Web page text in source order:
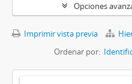
Opciones
Imprimir vista previa
Ordenar por: